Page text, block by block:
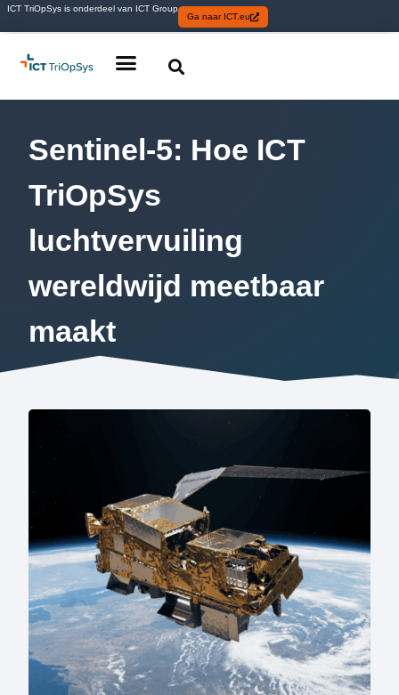
ICT TriOpSys is onderdeel van ICT Group
Ga naar ICT.eu
Sentinel-5: Hoe ICT
TriOpSys
luchtvervuiling
wereldwijd meetbaar
maakt